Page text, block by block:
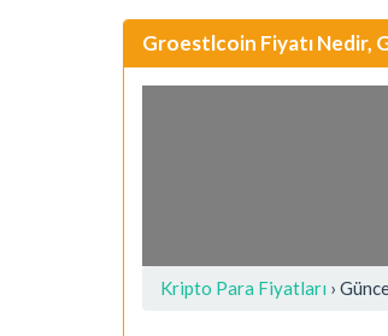
Groestlcoin Fiyatı Nedir,
Kripto Para Fiyatları ›